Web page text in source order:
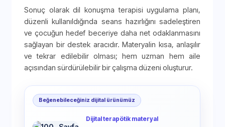
Sonuç olarak dil konuşma terapisi uygulama planı,
düzenli kullanıldığında seans hazırlığını sadeleştiren
ve çocuğun hedef beceriye daha net odaklanmasını
sağlayan bir destek aracıdır. Materyalin kısa, anlaşılır
ve tekrar edilebilir olması; hem uzman hem aile
açısından sürdürülebilir bir çalışma düzeni oluşturur.
Beğenebileceğiniz dijital ürünümüz
Dijital terapötik materyal